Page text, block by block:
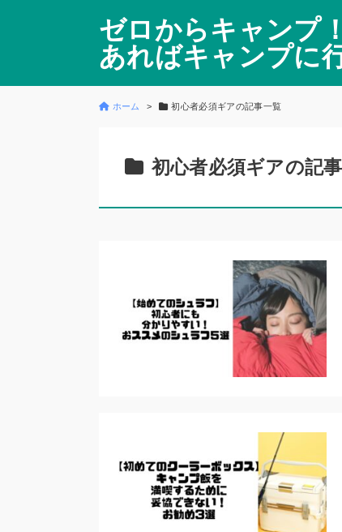
ゼロからキャンプ
あればキャンプに
ホーム 初心者必須ギアの記事一覧
初心者必須ギアの記